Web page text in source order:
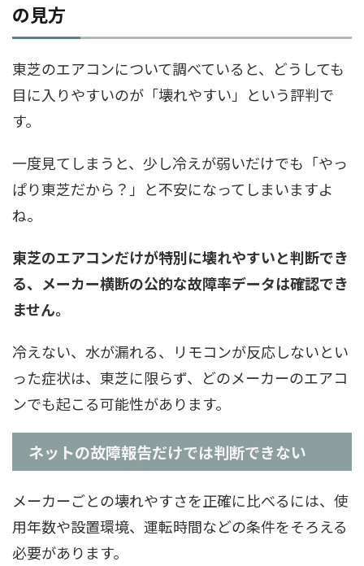
の見方
東芝のエアコンについて調べていると、どうしても
目に入りやすいのが「壊れやすい」という評判で
す。
一度見てしまうと、少し冷えが弱いだけでも「やっ
ぱり東芝だから？」と不安になってしまいますよ
ね。
東芝のエアコンだけが特別に壊れやすいと判断でき
る、メーカー横断の公的な故障率データは確認でき
ません。
冷えない、水が漏れる、リモコンが反応しないとい
った症状は、東芝に限らず、どのメーカーのエアコ
ンでも起こる可能性があります。
ネットの故障報告だけでは判断できない
メーカーごとの壊れやすさを正確に比べるには、使
用年数や設置環境、運転時間などの条件をそろえる
必要があります。